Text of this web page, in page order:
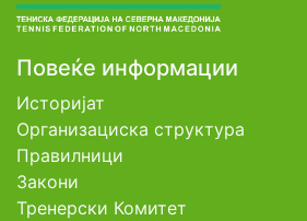
Повеќе информации
Историјат
Организациска структура
Правилници
Закони
Тренерски Комитет